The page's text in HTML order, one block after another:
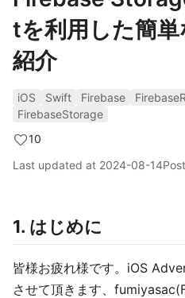
tを利用した簡
紹介
iOS Swift Firebase
FirebaseStorage
10
Last updated at 2024-08-14
1. はじめに
皆様お疲れ様です。iOS
させて頂きます、